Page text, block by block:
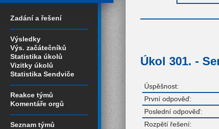
Zadání a řešení
Výsledky
Výs. začátečníků
Statistika úkolů
Vizitky úkolů
Statistika Sendviče
Reakce týmů
Komentáře orgů
Seznam týmů
Úkol 301. -
Úspěšnost:
První odpověď:
Poslední odpověď:
Rozpětí řešení: